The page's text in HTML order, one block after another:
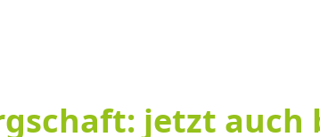
jetzt auch